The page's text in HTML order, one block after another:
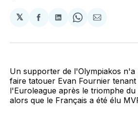
𝕏
Partager
Facebook
Partager
LinkedIn
Share
WhatsApp
Partager
Courriel
Un supporter de l'Olympiakos n'a
faire tatouer Evan Fournier
l'Euroleague après le triomphe
alors que le Français a été élu